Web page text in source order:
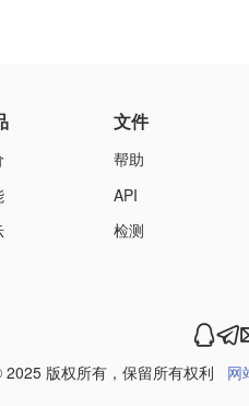
文件
帮助
API
检测
版权所有，保留所有权利 网